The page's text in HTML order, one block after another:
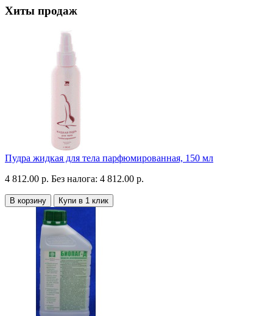
Хиты продаж
Пудра жидкая для тела парфюмированная, 150 мл
4 812.00 р. Без налога: 4 812.00 р.
В корзину Купи в 1 клик